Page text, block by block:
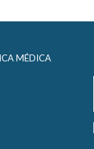
MÉDICA